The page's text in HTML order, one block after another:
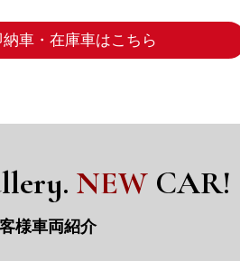
車・在庫車はこちら
NEWCAR!
様車両紹介